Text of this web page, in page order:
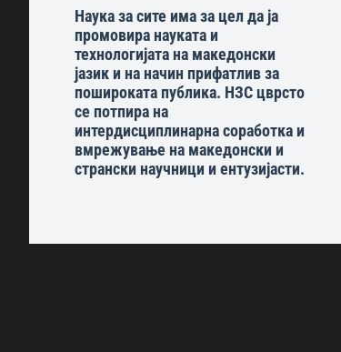
Наука за сите има за цел да ја
промовира науката и
технологијата на македонски
јазик и на начин прифатлив за
пошироката публика. НЗС цврсто
се потпира на
интердисциплинарна соработка и
вмрежување на македонски и
странски научници и ентузијасти.